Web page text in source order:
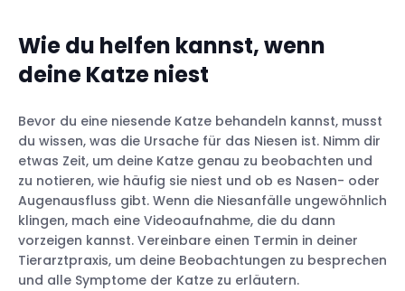
Wie du helfen kannst, wenn
deine Katze niest
Bevor du eine niesende Katze behandeln kannst, musst
du wissen, was die Ursache für das Niesen ist. Nimm dir
etwas Zeit, um deine Katze genau zu beobachten und
zu notieren, wie häufig sie niest und ob es Nasen- oder
Augenausfluss gibt. Wenn die Niesanfälle ungewöhnlich
klingen, mach eine Videoaufnahme, die du dann
vorzeigen kannst. Vereinbare einen Termin in deiner
Tierarztpraxis, um deine Beobachtungen zu besprechen
und alle Symptome der Katze zu erläutern.